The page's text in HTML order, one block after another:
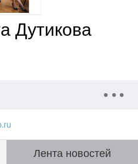
Дутикова
Лента новостей